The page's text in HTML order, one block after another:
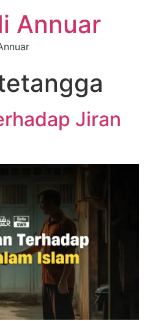
Annuar
Jiran